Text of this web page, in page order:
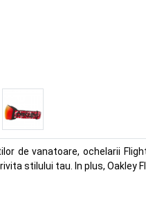
de vanatoare, ochelarii
stilului tau. In plus, Oakley